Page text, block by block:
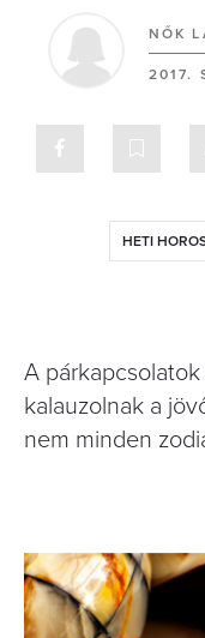
NŐK
2017.
HETI
A
kalauzolnak a
nem minden